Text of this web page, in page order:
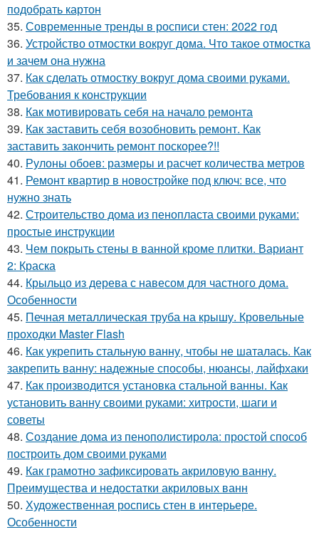
подобрать картон
35. Современные тренды в росписи стен: 2022 год
36. Устройство отмостки вокруг дома. Что такое отмостка
и зачем она нужна
37. Как сделать отмостку вокруг дома своими руками.
Требования к конструкции
38. Как мотивировать себя на начало ремонта
39. Как заставить себя возобновить ремонт. Как
заставить закончить ремонт поскорее?!!
40. Рулоны обоев: размеры и расчет количества метров
41. Ремонт квартир в новостройке под ключ: все, что
нужно знать
42. Строительство дома из пенопласта своими руками:
простые инструкции
43. Чем покрыть стены в ванной кроме плитки. Вариант
2: Краска
44. Крыльцо из дерева с навесом для частного дома.
Особенности
45. Печная металлическая труба на крышу. Кровельные
проходки Master Flash
46. Как укрепить стальную ванну, чтобы не шаталась. Как
закрепить ванну: надежные способы, нюансы, лайфхаки
47. Как производится установка стальной ванны. Как
установить ванну своими руками: хитрости, шаги и
советы
48. Создание дома из пенополистирола: простой способ
построить дом своими руками
49. Как грамотно зафиксировать акриловую ванну.
Преимущества и недостатки акриловых ванн
50. Художественная роспись стен в интерьере.
Особенности